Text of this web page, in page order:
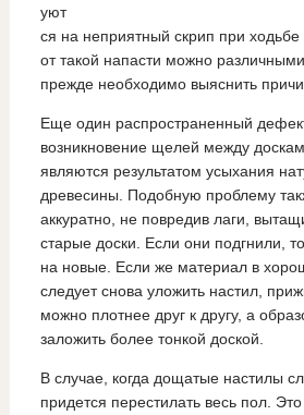
уют
ся на неприятный скрип при ходьбе
от такой напасти можно
прежде необходимо выяснить
Еще один распространенный
возникновение щелей между
являются результатом усыхания
древесины. Подобную проблему
аккуратно, не повредив лаги,
старые доски. Если они подгнили,
на новые. Если же материал в
следует снова уложить настил,
можно плотнее друг к другу, а
заложить более тонкой доской.
В случае, когда дощатые настилы
придется перестилать весь пол.